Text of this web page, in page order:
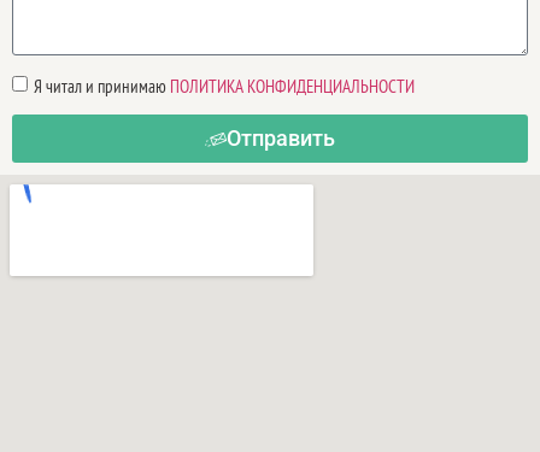
Я читал и принимаю ПОЛИТИКА КОНФИДЕНЦИАЛЬНОСТИ
Отправить